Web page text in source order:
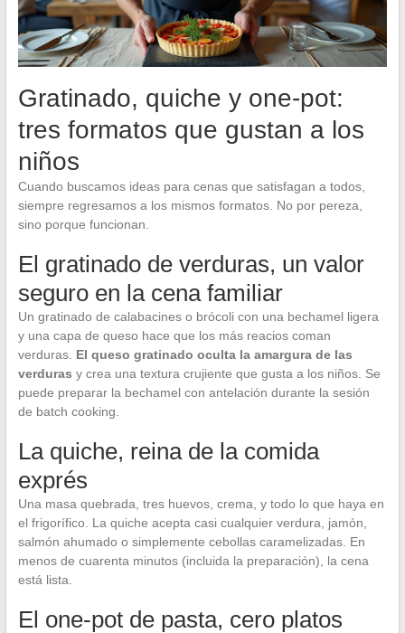
Gratinado, quiche y one-pot:
tres formatos que gustan a los
niños
Cuando buscamos ideas para cenas que satisfagan a todos,
siempre regresamos a los mismos formatos. No por pereza,
sino porque funcionan.
El gratinado de verduras, un valor
seguro en la cena familiar
Un gratinado de calabacines o brócoli con una bechamel ligera
y una capa de queso hace que los más reacios coman
verduras. El queso gratinado oculta la amargura de las
verduras y crea una textura crujiente que gusta a los niños. Se
puede preparar la bechamel con antelación durante la sesión
de batch cooking.
La quiche, reina de la comida
exprés
Una masa quebrada, tres huevos, crema, y todo lo que haya en
el frigorífico. La quiche acepta casi cualquier verdura, jamón,
salmón ahumado o simplemente cebollas caramelizadas. En
menos de cuarenta minutos (incluida la preparación), la cena
está lista.
El one-pot de pasta, cero platos